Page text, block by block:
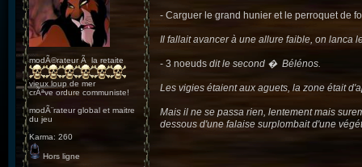
modÃ©rateur Ã la retaite
vieux loup de mer
crÃªve ordure communiste!
modÃ¨rateur global et maitre
du jeu
Karma: 260
Hors ligne
- Carguer le grand hunier et le perroquet de
Il fallait avancer à une allure faible, on lanca
- 3 noeuds dit le second � Bélénos.
Les vigies étaient aux aguets, la zone était
Mais il ne se passa rien, lentement mais
dessous d'une falaise surplombait d'une